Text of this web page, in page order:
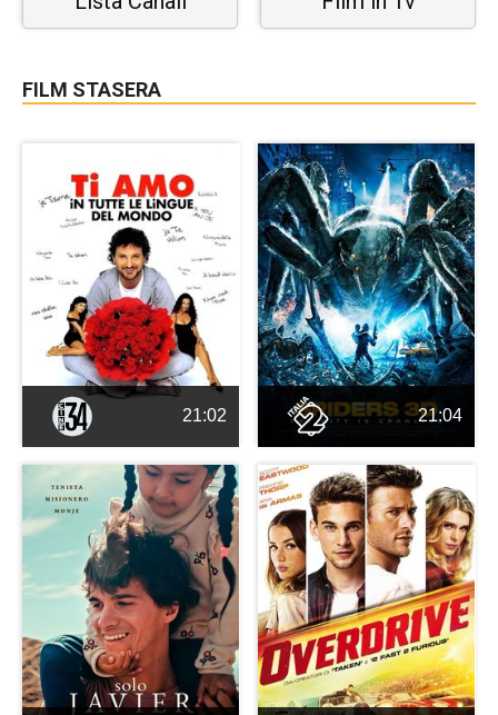
FILM STASERA
21:02 21:04